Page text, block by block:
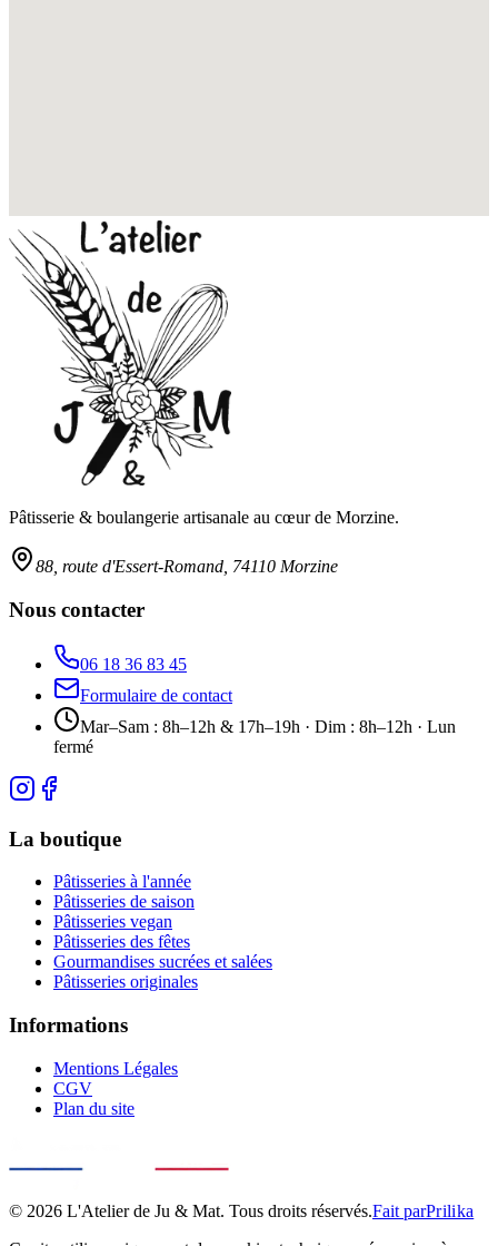
Pâtisserie & boulangerie artisanale au cœur de Morzine.
88, route d'Essert-Romand, 74110 Morzine
Nous contacter
06 18 36 83 45
Formulaire de contact
Mar–Sam : 8h–12h & 17h–19h · Dim : 8h–12h · Lun
fermé
La boutique
Pâtisseries à l'année
Pâtisseries de saison
Pâtisseries vegan
Pâtisseries des fêtes
Gourmandises sucrées et salées
Pâtisseries originales
Informations
Mentions Légales
CGV
Plan du site
© 2026 L'Atelier de Ju & Mat. Tous droits réservés.Fait parPrilika